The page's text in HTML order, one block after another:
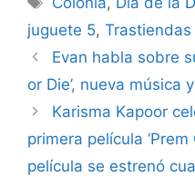
juguete 5, Trastiendas
Evan habla sobre
or Die’, nueva música
Karisma Kapoor
primera película ‘Prem
película se estrenó